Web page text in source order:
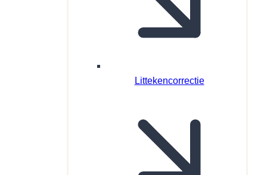
Littekencorrectie